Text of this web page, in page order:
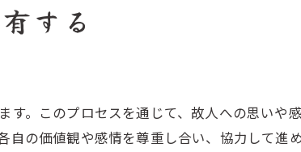
ためのステップガイド
予算管理
専門業者を選ぶ基準
する
。このプロセスを通じて、故人への思いや
の価値観や感情を尊重し合い、協力して進